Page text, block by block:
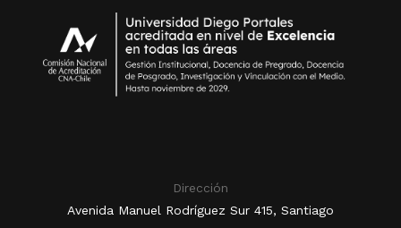
Dirección
Avenida Manuel Rodríguez Sur 415, Santiago